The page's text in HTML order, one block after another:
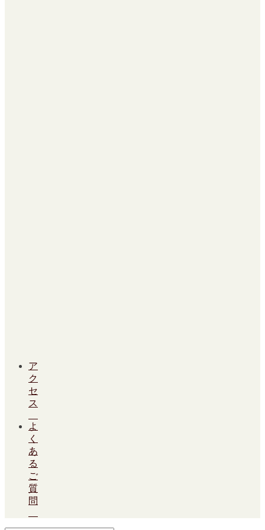
ア
ク
セ
ス
よ
く
あ
る
ご
質
問